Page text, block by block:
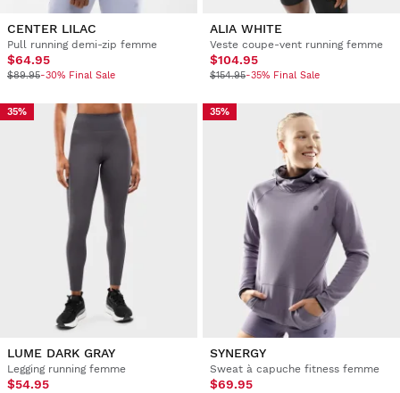
CENTER LILAC
Pull running demi-zip femme
$64.95
$89.95-30% Final Sale
ALIA WHITE
Veste coupe-vent running femme
$104.95
$154.95-35% Final Sale
35%
LUME DARK GRAY
Legging running femme
$54.95
35%
SYNERGY
Sweat à capuche fitness femme
$69.95